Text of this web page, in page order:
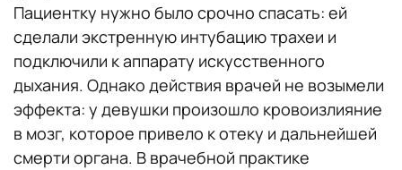
Пациентку нужно было срочно спасать: ей
сделали экстренную интубацию трахеи и
подключили к аппарату искусственного
дыхания. Однако действия врачей не возымели
эффекта: у девушки произошло кровоизлияние
в мозг, которое привело к отеку и дальнейшей
смерти органа. В врачебной практике